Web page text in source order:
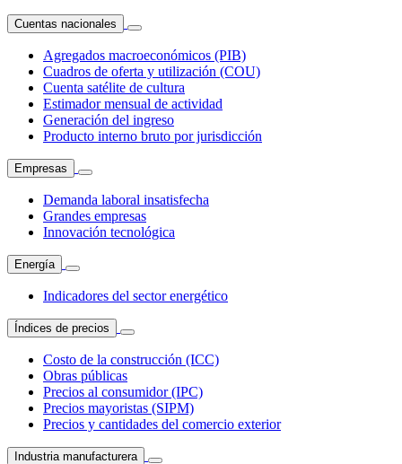
Cuentas nacionales
Agregados macroeconómicos (PIB)
Cuadros de oferta y utilización (COU)
Cuenta satélite de cultura
Estimador mensual de actividad
Generación del ingreso
Producto interno bruto por jurisdicción
Empresas
Demanda laboral insatisfecha
Grandes empresas
Innovación tecnológica
Energía
Indicadores del sector energético
Índices de precios
Costo de la construcción (ICC)
Obras públicas
Precios al consumidor (IPC)
Precios mayoristas (SIPM)
Precios y cantidades del comercio exterior
Industria manufacturera